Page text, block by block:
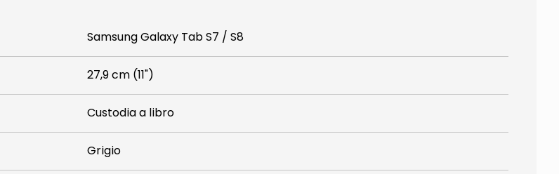
Samsung Galaxy Tab S7 / S8
27,9 cm (11")
Custodia a libro
Grigio